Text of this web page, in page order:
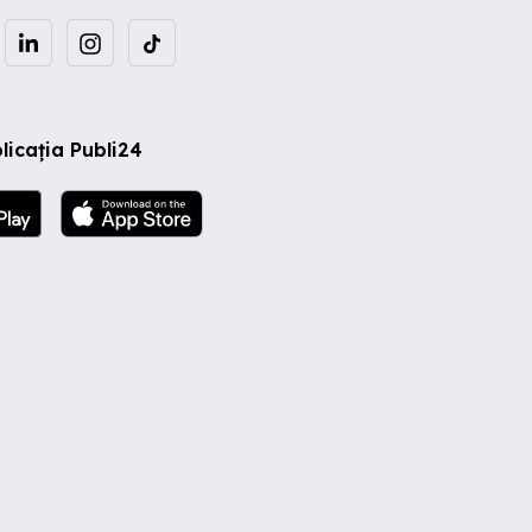
Publi24